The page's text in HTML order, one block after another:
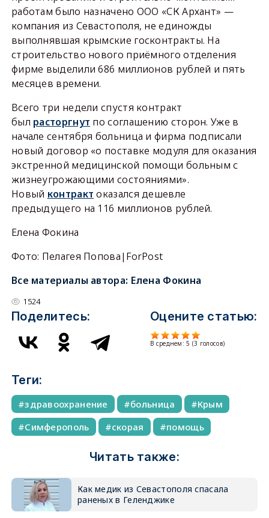
работам было назначено ООО «СК Архант» —
компания из Севастополя, не единожды
выполнявшая крымские госконтракты. На
строительство нового приёмного отделения
фирме выделили 686 миллионов рублей и пять
месяцев времени.
Всего три недели спустя контракт
был расторгнут по соглашению сторон. Уже в
начале сентября больница и фирма подписали
новый договор «о поставке модуля для оказания
экстренной медицинской помощи больным с
жизнеугрожающими состояниями».
Новый контракт оказался дешевле
предыдущего на 116 миллионов рублей.
Елена Фокина
Фото: Пелагея Попова|ForPost
Все материалы автора: Елена Фокина
1524
Поделитесь: Оцените статью:
В среднем:5 (3 голосов)
Теги:
здравоохранение больница
Крым
Симферополь
скорая помощь
Читать также:
Как медик из Севастополя спасала
раненых в Геленджике